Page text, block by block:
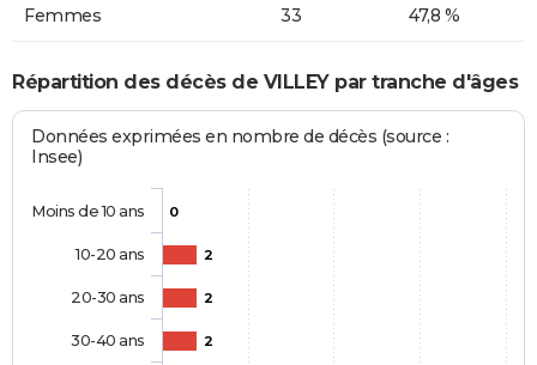
Femmes 33 47,8 %
Répartition des décès de VILLEY par tranche d'âges
Données exprimées en nombre de décès (source :
Insee)
0
2
2
2
Moins de 10 ans
10-20 ans
20-30 ans
30-40 ans